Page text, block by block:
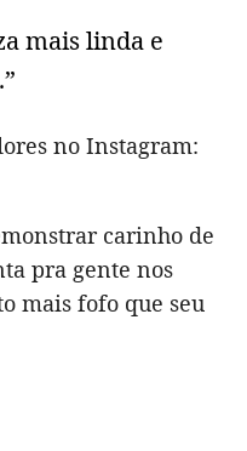
mais linda e
no Instagram:
carinho de
pra gente nos
mais fofo que seu